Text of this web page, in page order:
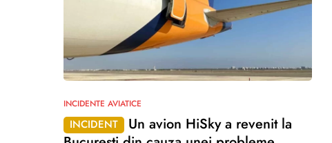
INCIDENTE AVIATICE
INCIDENT
Un avion HiSky a revenit la